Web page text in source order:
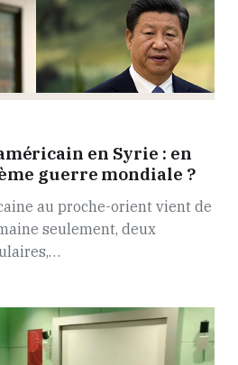
en Syrie : en
guerre mondiale ?
au proche-orient vient de
seulement, deux